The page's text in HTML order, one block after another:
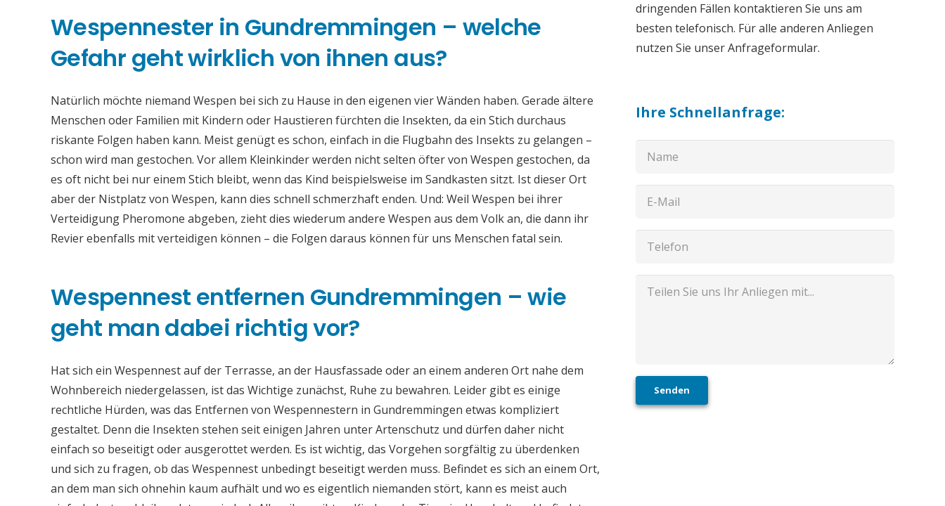
Wespennester in Gundremmingen – welche
Gefahr geht wirklich von ihnen aus?
Natürlich möchte niemand Wespen bei sich zu Hause in den eigenen vier Wänden haben. Gerade ältere
Menschen oder Familien mit Kindern oder Haustieren fürchten die Insekten, da ein Stich durchaus
riskante Folgen haben kann. Meist genügt es schon, einfach in die Flugbahn des Insekts zu gelangen –
schon wird man gestochen. Vor allem Kleinkinder werden nicht selten öfter von Wespen gestochen, da
es oft nicht bei nur einem Stich bleibt, wenn das Kind beispielsweise im Sandkasten sitzt. Ist dieser Ort
aber der Nistplatz von Wespen, kann dies schnell schmerzhaft enden. Und: Weil Wespen bei ihrer
Verteidigung Pheromone abgeben, zieht dies wiederum andere Wespen aus dem Volk an, die dann ihr
Revier ebenfalls mit verteidigen können – die Folgen daraus können für uns Menschen fatal sein.
Wespennest entfernen Gundremmingen – wie
geht man dabei richtig vor?
Hat sich ein Wespennest auf der Terrasse, an der Hausfassade oder an einem anderen Ort nahe dem
Wohnbereich niedergelassen, ist das Wichtige zunächst, Ruhe zu bewahren. Leider gibt es einige
rechtliche Hürden, was das Entfernen von Wespennestern in Gundremmingen etwas kompliziert
gestaltet. Denn die Insekten stehen seit einigen Jahren unter Artenschutz und dürfen daher nicht
einfach so beseitigt oder ausgerottet werden. Es ist wichtig, das Vorgehen sorgfältig zu überdenken
und sich zu fragen, ob das Wespennest unbedingt beseitigt werden muss. Befindet es sich an einem Ort,
an dem man sich ohnehin kaum aufhält und wo es eigentlich niemanden stört, kann es meist auch
dringenden Fällen kontaktieren Sie uns am
besten telefonisch. Für alle anderen Anliegen
nutzen Sie unser Anfrageformular.
Ihre Schnellanfrage:
Senden